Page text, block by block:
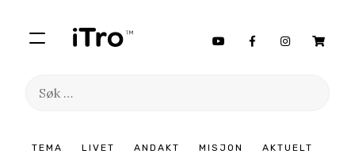
TEMA LIVET ANDAKT MISJON AKTUELT
Søk